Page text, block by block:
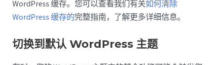
WordPress 缓存。您可以查看我们有关如何清除
WordPress 缓存的完整指南，了解更多详细信息。
切换到默认 WordPress 主题